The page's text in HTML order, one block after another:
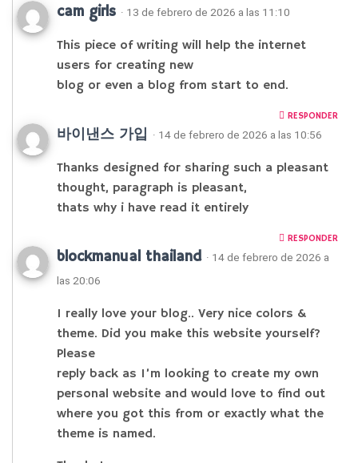
cam girls · 13 de febrero de 2026 a las 11:10
This piece of writing will help the internet
users for creating new
blog or even a blog from start to end.
RESPONDER
바이낸스 가입 · 14 de febrero de 2026 a las 10:56
Thanks designed for sharing such a pleasant
thought, paragraph is pleasant,
thats why i have read it entirely
RESPONDER
blockmanual thailand · 14 de febrero de 2026 a
las 20:06
I really love your blog.. Very nice colors &
theme. Did you make this website yourself?
Please
reply back as I’m looking to create my own
personal website and would love to find out
where you got this from or exactly what the
theme is named.